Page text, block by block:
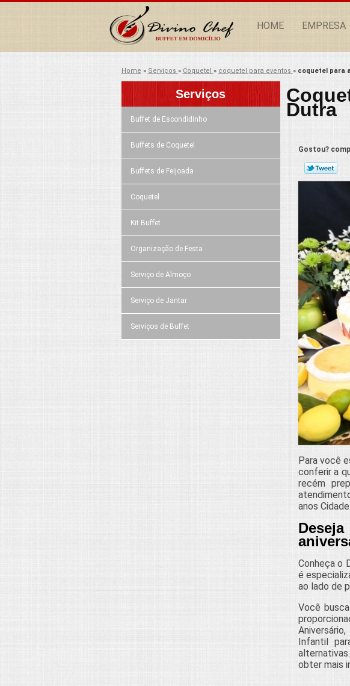
HOME EMPRESA
Home » Serviços » Coquetel » coquetel para eventos » coquetel para
Serviços
Buffet de Escondidinho
Buffets de Coquetel
Buffets de Feijoada
Coquetel
Kit Buffet
Organização de Festa
Serviço de Almoço
Serviço de Jantar
Serviços de Buffet
Dutra
Gostou?
Para você
conferir a
recém
anos
Conheça o
é
ao lado de
Você
Infantil
obter mais